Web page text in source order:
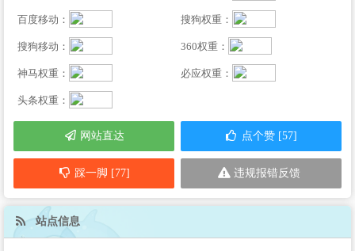
百度移动： 搜狗权重：
搜狗移动： 360权重：
神马权重： 必应权重：
头条权重：
网站直达 点个赞 [57]
踩一脚 [77] 违规报错反馈
站点信息